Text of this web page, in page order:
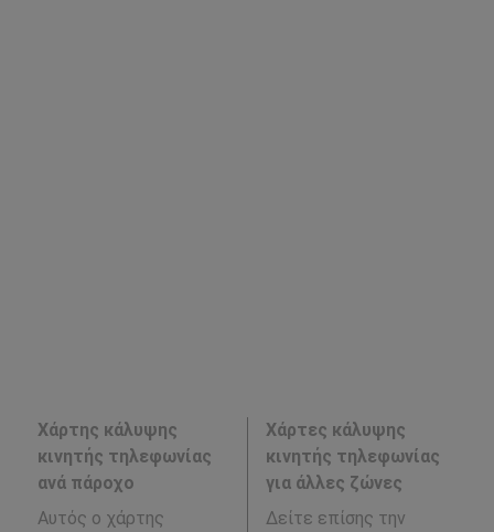
Χάρτης κάλυψης
κινητής τηλεφωνίας
ανά πάροχο
Αυτός ο χάρτης
Χάρτες κάλυψης
κινητής τηλεφωνίας
για άλλες ζώνες
Δείτε επίσης την